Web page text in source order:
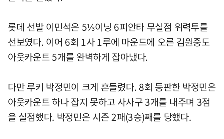
롯데 선발 이민석은 5⅓이닝 6피안타 무실점 위력투를
선보였다. 이어 6회 1사 1루에 마운드에 오른 김원중도
아웃카운트 5개를 완벽하게 잡아냈다.
다만 루키 박정민이 크게 흔들렸다. 8회 등판한 박정민은
아웃카운트 하나 잡지 못하고 사사구 3개를 내주며 3점
을 실점했다. 박정민은 시즌 2패(3승)째를 당했다.